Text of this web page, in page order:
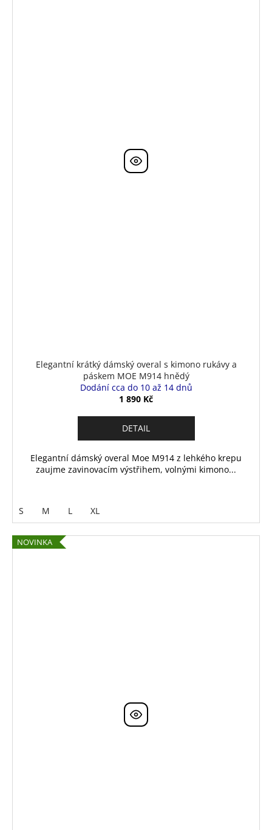
Elegantní krátký dámský overal s kimono rukávy a
páskem MOE M914 hnědý
Dodání cca do 10 až 14 dnů
1 890 Kč
DETAIL
Elegantní dámský overal Moe M914 z lehkého krepu
zaujme zavinovacím výstřihem, volnými kimono...
S M L XL
NOVINKA